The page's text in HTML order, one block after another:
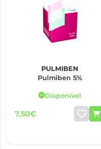
PULMIBEN
Pulmiben 5%
Disponível
7,50€